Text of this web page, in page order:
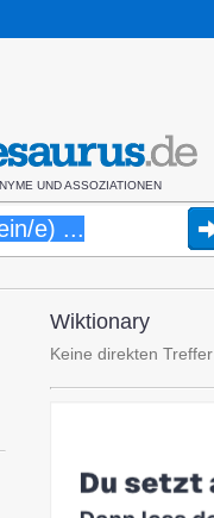
UND ASSOZIATIONEN
Wiktionary
Keine direkten Treffer